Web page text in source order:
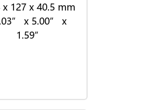
x 127 x 40.5 mm
x 5.00” x
1.59”